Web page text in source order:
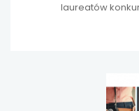
laureatów